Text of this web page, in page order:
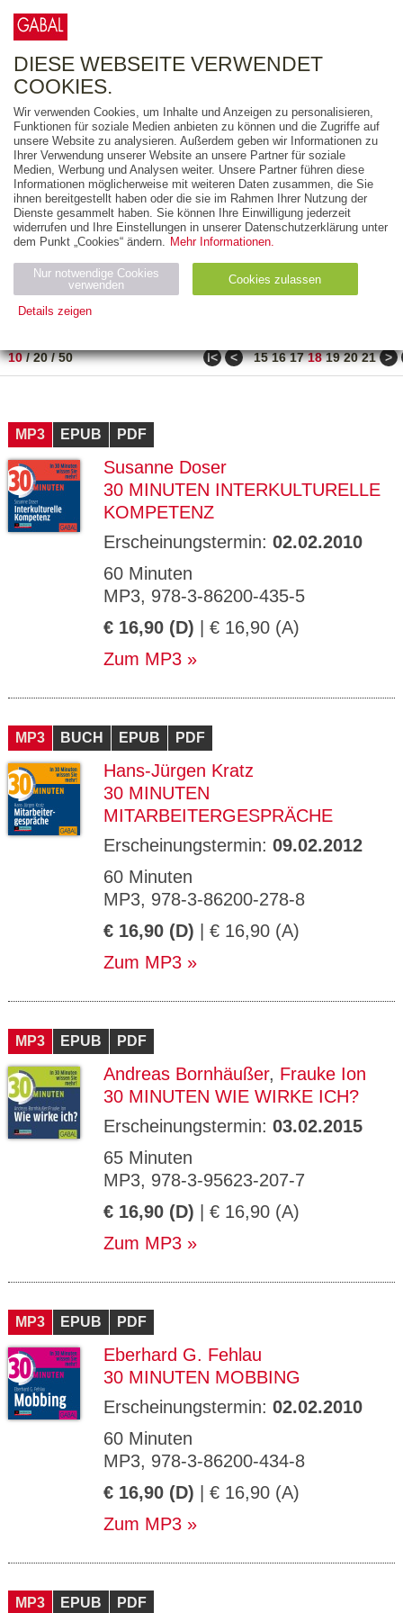
FREITEXT
AUSGABEART
AUS DER REIHE
ZUM THEMA
Neuerscheinung
Bestseller
PREIS
10/20/50 ǀ< < 15 16 17 18 19 20 21 >
MP3 EPUB PDF
Susanne Doser
30 MINUTEN INTERKULTURELLE
KOMPETENZ
Erscheinungstermin: 02.02.2010
60 Minuten
MP3, 978-3-86200-435-5
€ 16,90 (D) | € 16,90 (A)
Zum MP3
MP3 BUCH EPUB PDF
Hans-Jürgen Kratz
30 MINUTEN
MITARBEITERGESPRÄCHE
Erscheinungstermin: 09.02.2012
60 Minuten
MP3, 978-3-86200-278-8
€ 16,90 (D) | € 16,90 (A)
Zum MP3
MP3 EPUB PDF
Andreas Bornhäußer, Frauke Ion
30 MINUTEN WIE WIRKE ICH?
Erscheinungstermin: 03.02.2015
65 Minuten
MP3, 978-3-95623-207-7
€ 16,90 (D) | € 16,90 (A)
Zum MP3
MP3 EPUB PDF
Eberhard G. Fehlau
30 MINUTEN MOBBING
Erscheinungstermin: 02.02.2010
60 Minuten
MP3, 978-3-86200-434-8
€ 16,90 (D) | € 16,90 (A)
Zum MP3
MP3 EPUB PDF
DIESE WEBSEITE VERWENDET
COOKIES.
Wir verwenden Cookies, um Inhalte und Anzeigen zu personalisieren,
Funktionen für soziale Medien anbieten zu können und die Zugriffe auf
unsere Website zu analysieren. Außerdem geben wir Informationen zu
Ihrer Verwendung unserer Website an unsere Partner für soziale
Medien, Werbung und Analysen weiter. Unsere Partner führen diese
Informationen möglicherweise mit weiteren Daten zusammen, die Sie
ihnen bereitgestellt haben oder die sie im Rahmen Ihrer Nutzung der
Dienste gesammelt haben. Sie können Ihre Einwilligung jederzeit
widerrufen und Ihre Einstellungen in unserer Datenschutzerklärung unter
dem Punkt „Cookies“ ändern. Mehr Informationen.
Nur notwendige Cookies
verwenden
Cookies zulassen
Details zeigen
Name Zweck
ESSION
_ID
verlag.
de
Session verwendet
GV_CO
OKIES
gabal-
verlag.
Speichert den Zustimmungsstatus des
Domäne.
ge
T
P